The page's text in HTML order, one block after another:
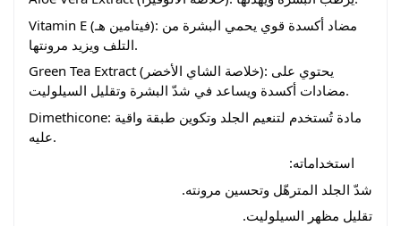
Vitamin E (فيتامين هـ): مضاد أكسدة قوي يحمي البشرة من
التلف ويزيد مرونتها.
Green Tea Extract (خلاصة الشاي الأخضر): يحتوي على
مضادات أكسدة ويساعد في شدّ البشرة وتقليل السيلوليت.
Dimethicone: مادة تُستخدم لتنعيم الجلد وتكوين طبقة واقية
عليه.
استخداماته:
شدّ الجلد المترهّل وتحسين مرونته.
تقليل مظهر السيلوليت.